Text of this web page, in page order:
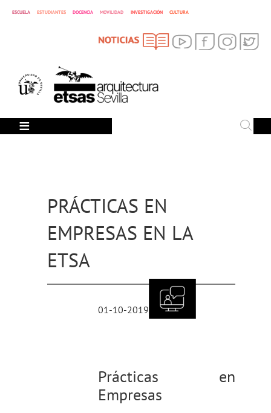
ESCUELA ESTUDIANTES DOCENCIA MOVILIDAD INVESTIGACIÓN CULTURA
PRÁCTICAS EN
EMPRESAS EN LA
ETSA
01-10-2019
Prácticas en
Empresas